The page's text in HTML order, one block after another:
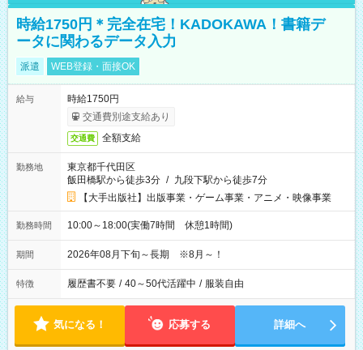
時給1750円＊完全在宅！KADOKAWA！書籍デ
ータに関わるデータ入力
派遣 WEB登録・面接OK
給与
時給1750円
交通費別途支給あり
交通費 全額支給
勤務地
東京都千代田区
飯田橋駅から徒歩3分 / 九段下駅から徒歩7分
【大手出版社】出版事業・ゲーム事業・アニメ・映像事業
勤務時間 10:00～18:00(実働7時間 休憩1時間)
期間 2026年08月下旬～長期 ※8月～！
特徴 履歴書不要 / 40～50代活躍中 / 服装自由
気になる！ 応募する 詳細へ